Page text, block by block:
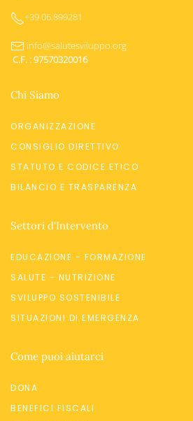
+39 06.899281
info@salutesviluppo.org
C.F. : 97570320016
Chi Siamo
ORGANIZZAZIONE
CONSIGLIO DIRETTIVO
STATUTO E CODICE ETICO
BILANCIO E TRASPARENZA
Settori d'Intervento
EDUCAZIONE - FORMAZIONE
SALUTE - NUTRIZIONE
SVILUPPO SOSTENIBILE
SITUAZIONI DI EMERGENZA
Come puoi aiutarci
DONA
BENEFICI FISCALI